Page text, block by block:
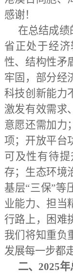
感谢！
在总结成绩
省正处于经
性、结构性矛
牢固，部分经
科技创新能力
激发有效需求
意愿还需加力
项；开放平台
可及性有待
存；生态环境
基层“三保”等
业能力、担当
行路上，困难
我们将知重负
发展每一步都
二、 2025